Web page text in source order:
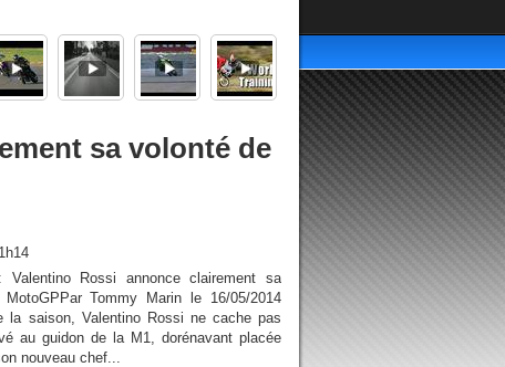
sa volonté de
Valentino Rossi annonce clairement sa
Tommy Marin le 16/05/2014
la saison, Valentino Rossi ne cache pas
au guidon de la M1, dorénavant placée
nouveau chef...